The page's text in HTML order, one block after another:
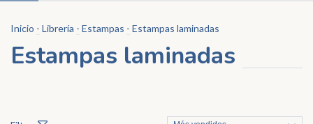
Inicio - Librería - Estampas - Estampas laminadas
Estampas laminadas